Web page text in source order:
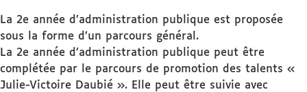
La 2e année d’administration publique est proposée
sous la forme d’un parcours général.
La 2e année d’administration publique peut être
complétée par le parcours de promotion des talents «
Julie-Victoire Daubié ». Elle peut être suivie avec